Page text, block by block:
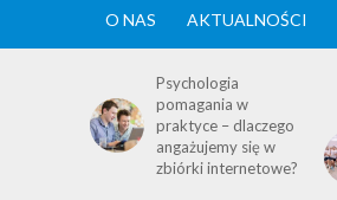
O NAS AKTUALNOŚCI
Psychologia
pomagania w
praktyce – dlaczego
angażujemy się w
zbiórki internetowe?